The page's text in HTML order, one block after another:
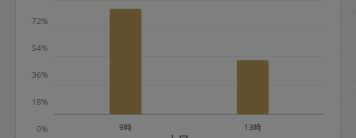
0%
18%
36%
54%
72%
9時 13時